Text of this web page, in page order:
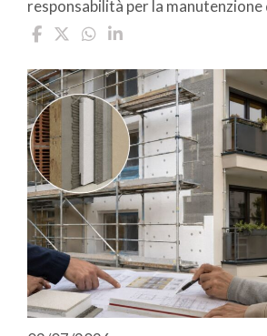
responsabilità per la manutenzione